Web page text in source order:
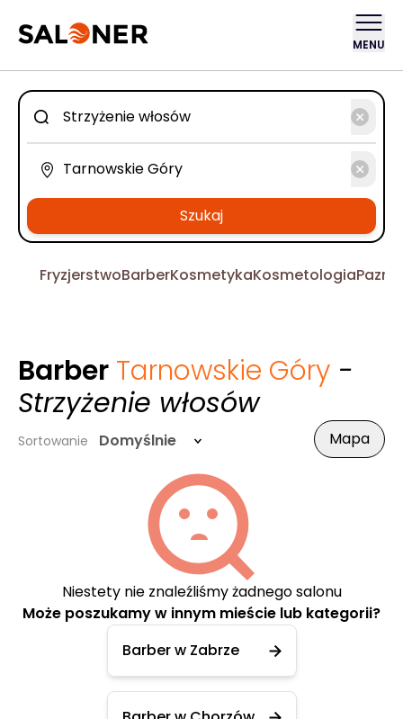
MENU
Szukaj
FryzjerstwoBarberKosmetykaKosmetologia
Barber Tarnowskie Góry -
Strzyżenie włosów
Sortowanie Domyślnie Mapa
Niestety nie znaleźliśmy żadnego salonu
Może poszukamy w innym mieście lub kategorii?
Barber w Zabrze